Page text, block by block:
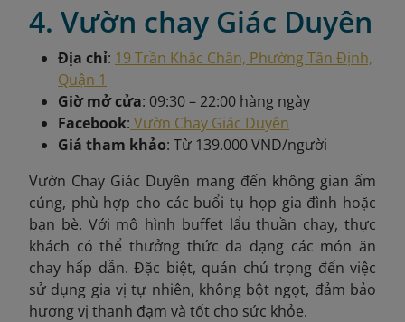
4. Vườn chay Giác Duyên
Địa chỉ: 19 Trần Khắc Chân, Phường Tân Định,
Quận 1
Giờ mở cửa: 09:30 – 22:00 hàng ngày
Facebook: Vườn Chay Giác Duyên
Giá tham khảo: Từ 139.000 VND/người
Vườn Chay Giác Duyên mang đến không gian ấm
cúng, phù hợp cho các buổi tụ họp gia đình hoặc
bạn bè. Với mô hình buffet lẩu thuần chay, thực
khách có thể thưởng thức đa dạng các món ăn
chay hấp dẫn. Đặc biệt, quán chú trọng đến việc
sử dụng gia vị tự nhiên, không bột ngọt, đảm bảo
hương vị thanh đạm và tốt cho sức khỏe.